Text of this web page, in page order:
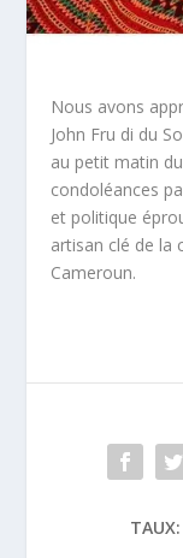
Nous avons
John Fru di du
au petit matin
condoléances
et politique
artisan clé de la
Cameroun.
TAUX: